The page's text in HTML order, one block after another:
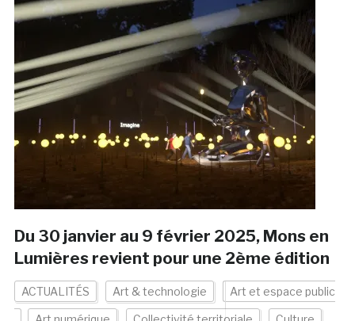
Du 30 janvier au 9 février 2025, Mons en
Lumières revient pour une 2ème édition
ACTUALITÉS Art & technologie Art et espace public